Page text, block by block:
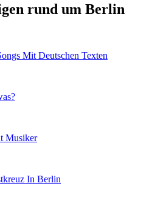
rund um Berlin
Mit Deutschen Texten
Musiker
In Berlin